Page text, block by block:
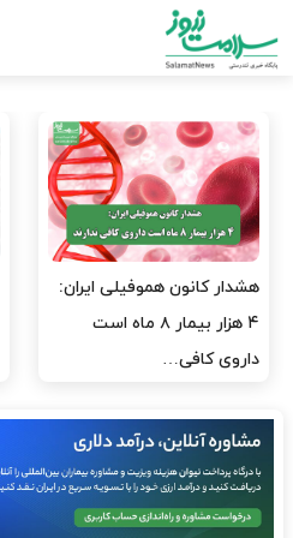
مدیران پرستاری باید حامی
پرستاران باشند، نه عامل فشار